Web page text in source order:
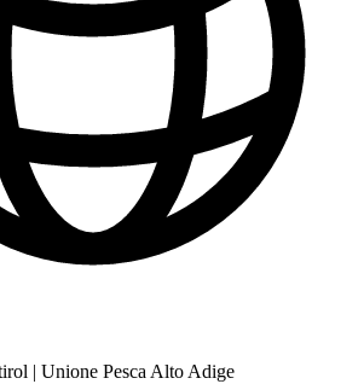
| Unione Pesca Alto Adige